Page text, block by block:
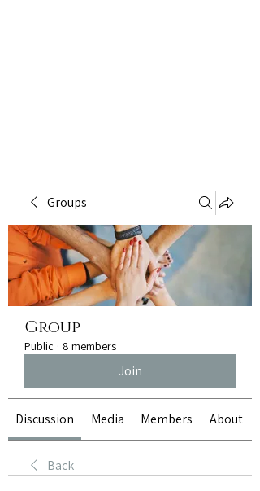
Groups
Group
Public · 8 members
Join
Discussion Media Members About
Back